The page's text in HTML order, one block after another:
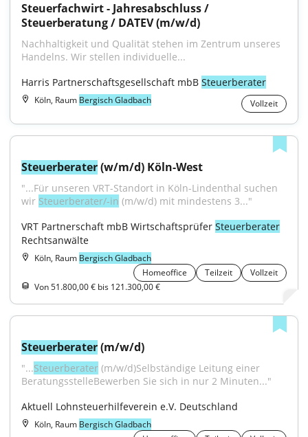
Steuerfachwirt - Jahresabschluss /
Steuerberatung / DATEV (m/w/d)
Nachhaltigkeit und Qualität stehen im Zentrum unseres
Handelns. Wir stellen individuelle...
Harris Partnerschaftsgesellschaft mbB Steuerberater
Köln, Raum Bergisch Gladbach Vollzeit
Steuerberater (w/m/d) Köln-West
"...Für unseren VRT-Standort in Köln-Lindenthal suchen
wir Steuerberater/-in (m/w/d) mit mindestens 3..."
VRT Partnerschaft mbB Wirtschaftsprüfer Steuerberater
Rechtsanwälte
Köln, Raum Bergisch Gladbach
Homeoffice
Teilzeit
Vollzeit
Von 51.800,00 € bis 121.300,00 €
Steuerberater (m/w/d)
"...Steuerberater (m/w/d)Selbständige Leitung einer
BeratungsstelleBewerben Sie sich in nur 2 Minuten..."
Aktuell Lohnsteuerhilfeverein e.V. Deutschland
Köln, Raum Bergisch Gladbach